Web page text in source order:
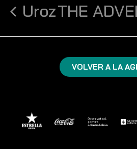
UrozTHE
VOLVER A LA